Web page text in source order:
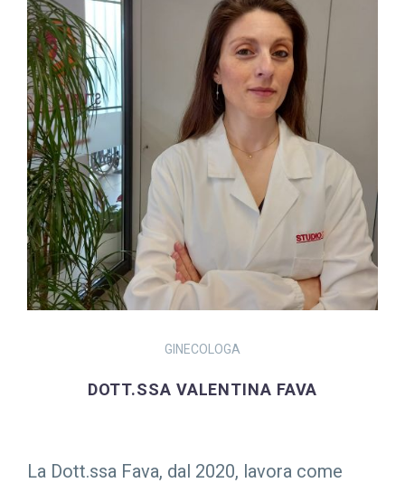
GINECOLOGA
DOTT.SSA VALENTINA FAVA
La Dott.ssa Fava, dal 2020, lavora come